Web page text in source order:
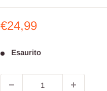
Prezzo
€24,99
Esaurito